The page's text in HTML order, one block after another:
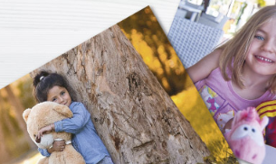
Personalizados
Personalizados
Personalizados
de Mesa
Personalizadas
LED